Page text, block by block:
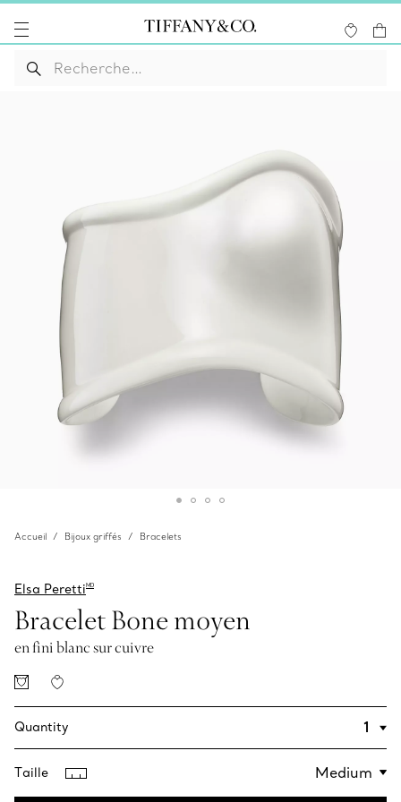
Accueil Bijoux griffés Bracelets
Elsa PerettiMD
Bracelet Bone moyen
en fini blanc sur cuivre
Quantity
Taille